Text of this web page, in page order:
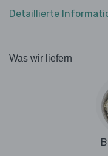
Detaillierte
Was wir liefern